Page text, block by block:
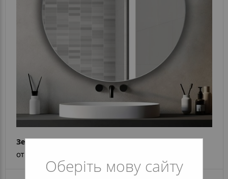
Оберіть мову сайту
Зеркало Inox R Gloss
от 6 743 грн